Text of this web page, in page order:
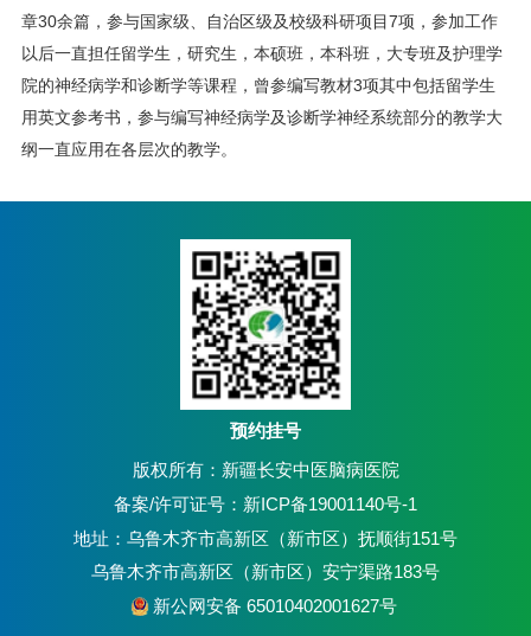
章30余篇，参与国家级、自治区级及校级科研项目7项，参加工作
以后一直担任留学生，研究生，本硕班，本科班，大专班及护理学
院的神经病学和诊断学等课程，曾参编写教材3项其中包括留学生
用英文参考书，参与编写神经病学及诊断学神经系统部分的教学大
纲一直应用在各层次的教学。
预约挂号
版权所有：新疆长安中医脑病医院
备案/许可证号：新ICP备19001140号-1
地址：乌鲁木齐市高新区（新市区）抚顺街151号
乌鲁木齐市高新区（新市区）安宁渠路183号
新公网安备 65010402001627号